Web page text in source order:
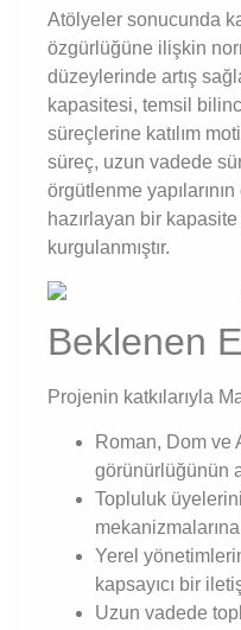
Atölyeler sonucunda
özgürlüğüne ilişkin
düzeylerinde artış
kapasitesi, temsil
süreçlerine katılım
süreç, uzun vadede
örgütlenme
hazırlayan bir
kurgulanmıştır.
Beklenen
Projenin katkılarıyla
Roman, Dom ve
görünürlüğünün
Topluluk
mekanizmalarına
Yerel
kapsayıcı bir
Uzun vadede